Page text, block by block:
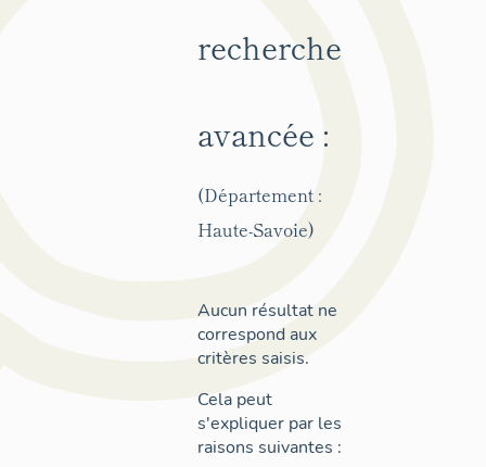
recherche
avancée :
(Département :
Haute-Savoie)
Aucun résultat ne
correspond aux
critères saisis.
Cela peut
s'expliquer par les
raisons suivantes :